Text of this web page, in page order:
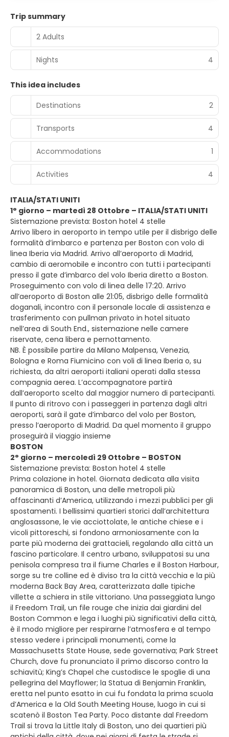
Trip summary
2 Adults
Nights 4
This idea includes
Destinations
2
Transports 4
Accommodations 1
Activities 4
ITALIA/STATI UNITI
1° giorno – martedì 28 Ottobre – ITALIA/STATI UNITI
Sistemazione prevista: Boston hotel 4 stelle
Arrivo libero in aeroporto in tempo utile per il disbrigo delle
formalità d’imbarco e partenza per Boston con volo di
linea Iberia via Madrid. Arrivo all’aeroporto di Madrid,
cambio di aeromobile e incontro con tutti i partecipanti
presso il gate d’imbarco del volo Iberia diretto a Boston.
Proseguimento con volo di linea delle 17:20. Arrivo
all’aeroporto di Boston alle 21:05, disbrigo delle formalità
doganali, incontro con il personale locale di assistenza e
trasferimento con pullman privato in hotel situato
nell’area di South End., sistemazione nelle camere
riservate, cena libera e pernottamento.
NB. È possibile partire da Milano Malpensa, Venezia,
Bologna e Roma Fiumicino con voli di linea Iberia o, su
richiesta, da altri aeroporti italiani operati dalla stessa
compagnia aerea. L’accompagnatore partirà
dall’aeroporto scelto dal maggior numero di partecipanti.
Il punto di ritrovo con i passeggeri in partenza dagli altri
aeroporti, sarà il gate d’imbarco del volo per Boston,
presso l’aeroporto di Madrid. Da quel momento il gruppo
proseguirà il viaggio insieme
BOSTON
2° giorno – mercoledì 29 Ottobre – BOSTON
Sistemazione prevista: Boston hotel 4 stelle
Prima colazione in hotel. Giornata dedicata alla visita
panoramica di Boston, una delle metropoli più
affascinanti d’America, utilizzando i mezzi pubblici per gli
spostamenti. I bellissimi quartieri storici dall’architettura
anglosassone, le vie acciottolate, le antiche chiese e i
vicoli pittoreschi, si fondono armoniosamente con la
parte più moderna dei grattacieli, regalando alla città un
fascino particolare. Il centro urbano, sviluppatosi su una
penisola compresa tra il fiume Charles e il Boston Harbour,
sorge su tre colline ed è diviso tra la città vecchia e la più
moderna Back Bay Area, caratterizzata dalle tipiche
villette a schiera in stile vittoriano. Una passeggiata lungo
il Freedom Trail, un file rouge che inizia dai giardini del
Boston Common e lega i luoghi più significativi della città,
è il modo migliore per respirarne l’atmosfera e al tempo
stesso vedere i principali monumenti, come la
Massachusetts State House, sede governativa; Park Street
Church, dove fu pronunciato il primo discorso contro la
schiavitù; King’s Chapel che custodisce le spoglie di una
pellegrina del Mayflower; la Statua di Benjamin Franklin,
eretta nel punto esatto in cui fu fondata la prima scuola
d’America e la Old South Meeting House, luogo in cui si
scatenò il Boston Tea Party. Poco distante dal Freedom
Trail si trova la Little Italy di Boston, uno dei quartieri più